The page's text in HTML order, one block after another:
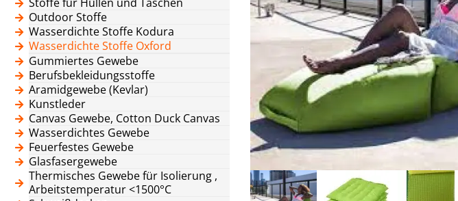
Outdoor Stoffe
Wasserdichte Stoffe Kodura
Wasserdichte Stoffe Oxford
Gummiertes Gewebe
Berufsbekleidungsstoffe
Aramidgewebe (Kevlar)
Kunstleder
Canvas Gewebe, Cotton Duck Canvas
Wasserdichtes Gewebe
Feuerfestes Gewebe
Glasfasergewebe
Thermisches Gewebe für Isolierung ,
Arbeitstemperatur <1500°C